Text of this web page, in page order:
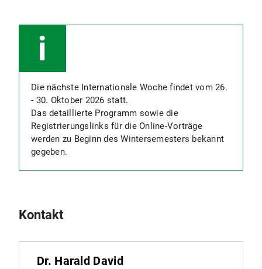
Die nächste Internationale Woche findet vom 26.
- 30. Oktober 2026 statt.
Das detaillierte Programm sowie die
Registrierungslinks für die Online-Vorträge
werden zu Beginn des Wintersemesters bekannt
gegeben.
Kontakt
Dr. Harald David